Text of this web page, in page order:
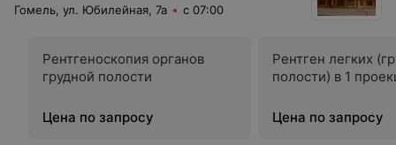
Гомель, ул. Юбилейная, 7а с 07:00
Рентгеноскопия органов
грудной полости
Цена по запросу
Рентген легких
полости) в 1
Цена по запросу